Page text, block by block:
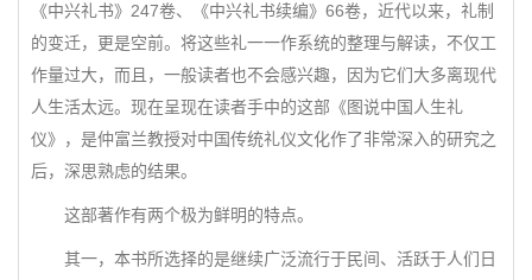
《中兴礼书》247卷、《中兴礼书续编》66卷，近代以来，礼制
的变迁，更是空前。将这些礼一一作系统的整理与解读，不仅工
作量过大，而且，一般读者也不会感兴趣，因为它们大多离现代
人生活太远。现在呈现在读者手中的这部《图说中国人生礼
仪》，是仲富兰教授对中国传统礼仪文化作了非常深入的研究之
后，深思熟虑的结果。
这部著作有两个极为鲜明的特点。
其一，本书所选择的是继续广泛流行于民间、活跃于人们日